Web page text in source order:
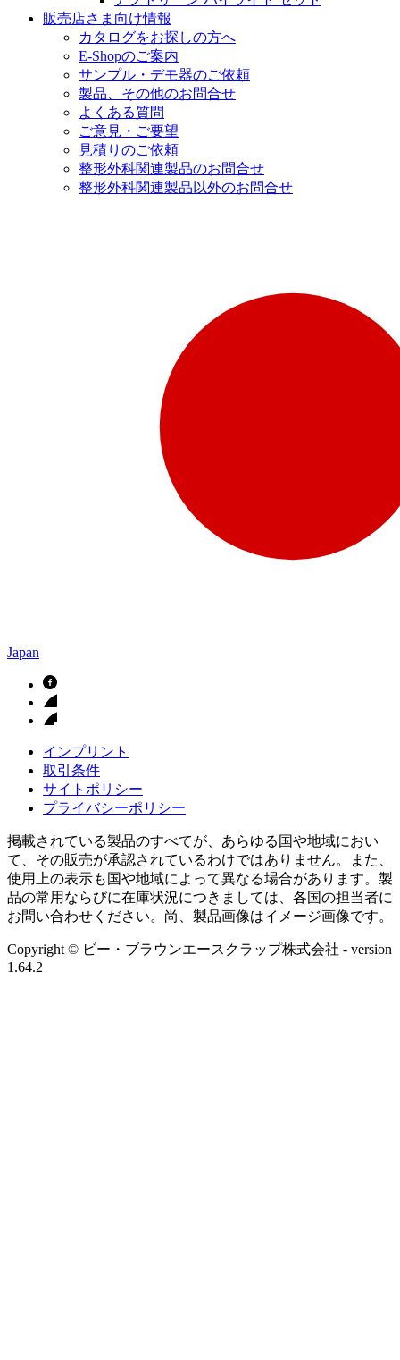
販売店さま向け情報
カタログをお探しの方へ
E-Shopのご案内
サンプル・デモ器のご依頼
製品、その他のお問合せ
よくある質問
ご意見・ご要望
見積りのご依頼
整形外科関連製品のお問合せ
整形外科関連製品以外のお問合せ
Japan
インプリント
取引条件
サイトポリシー
プライバシーポリシー
掲載されている製品のすべてが、あらゆる国や地域におい
て、その販売が承認されているわけではありません。また、
使用上の表示も国や地域によって異なる場合があります。製
品の常用ならびに在庫状況につきましては、各国の担当者に
お問い合わせください。尚、製品画像はイメージ画像です。
Copyright © ビー・ブラウンエースクラップ株式会社 - version
1.64.2